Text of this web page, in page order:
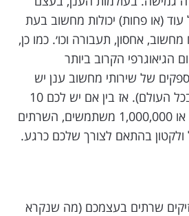
(או פחות) יכולות מחשוב בעת
אחסון, תעבורה וכו׳. כמו כן,
הגיאוגרפי הקרוב ביותר
של שירותי מחשוב ענן יש
בד״כ שרתים מפוזרים בכל העולם). אז בין אם יש לכם 10
משתמשים (כולל אמא) או 1,000,000 משתמשים, השרתים
ולקטון בהתאם לצורך שלכם כרגע.
שרתים בעצמכם (מה שנקרא